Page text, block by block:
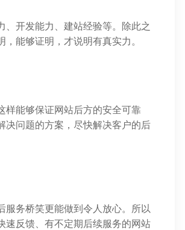
、开发能力、建站经验等。除此之
能够证明，才说明有真实力。
样能够保证网站后方的安全可靠
决问题的方案，尽快解决客户的后
服务桥笑更能做到令人放心。所以
速反馈、有不定期后续服务的网站